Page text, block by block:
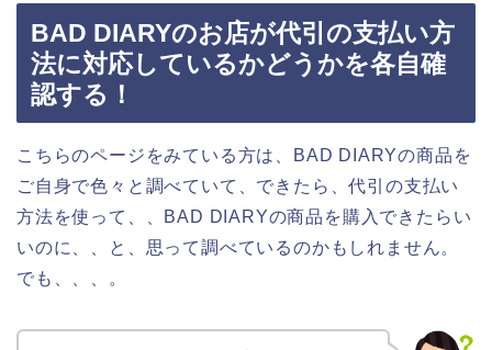
BAD DIARYのお店が代引の支払い方
法に対応しているかどうかを各自確
認する！
こちらのページをみている方は、BAD DIARYの商品を
ご自身で色々と調べていて、できたら、代引の支払い
方法を使って、、BAD DIARYの商品を購入できたらい
いのに、、と、思って調べているのかもしれません。
でも、、、。